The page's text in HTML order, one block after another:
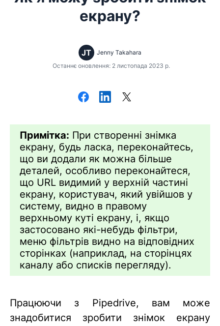
екрану?
JT
Jenny Takahara
Останнє оновлення: 2 листопада 2023 р.
Примітка: При створенні знімка
екрану, будь ласка, переконайтесь,
що ви додали як можна більше
деталей, особливо переконайтеся,
що URL видимий у верхній частині
екрану, користувач, який увійшов у
систему, видно в правому
верхньому куті екрану, і, якщо
застосовано які-небудь фільтри,
меню фільтрів видно на відповідних
сторінках (наприклад, на сторінцях
каналу або списків перегляду).
Працюючи з Pipedrive, вам може
знадобитися зробити знімок екрану